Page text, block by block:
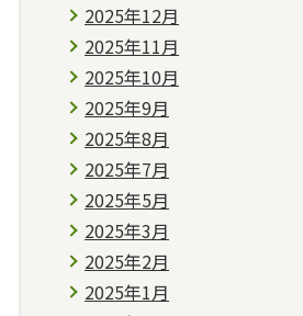
2025年12月
2025年11月
2025年10月
2025年9月
2025年8月
2025年7月
2025年5月
2025年3月
2025年2月
2025年1月